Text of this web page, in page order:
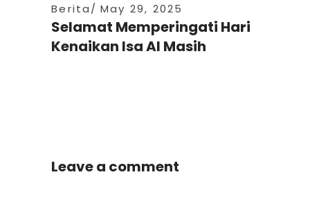
Berita May 29, 2025
Selamat Memperingati Hari
Kenaikan Isa Al Masih
Leave a comment